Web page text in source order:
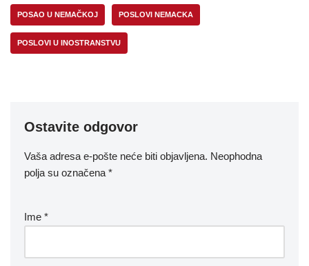
POSAO U NEMAČKOJ POSLOVI NEMACKA
POSLOVI U INOSTRANSTVU
Ostavite odgovor
Vaša adresa e-pošte neće biti objavljena. Neophodna
polja su označena *
Ime *